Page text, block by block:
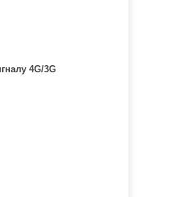
4G/3G